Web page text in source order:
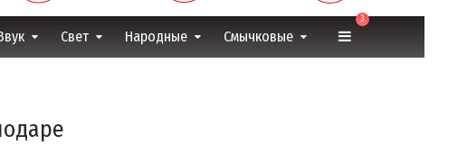
Свет Народные Смычковые
3